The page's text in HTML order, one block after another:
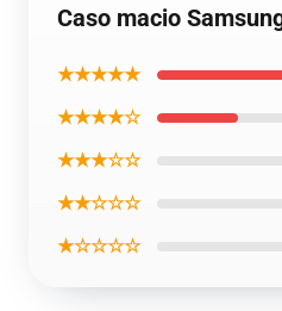
Caso macio
★★★★★
★★★★☆
★★★☆☆
★★☆☆☆
★☆☆☆☆